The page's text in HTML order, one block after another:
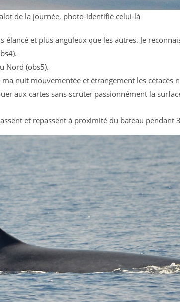
de la journée, photo-identifié celui-là
élancé et plus anguleux que les autres. Je
Nord (obs5).
nuit mouvementée et étrangement les cétacés
aux cartes sans scruter passionnément la
et repassent à proximité du bateau pendant